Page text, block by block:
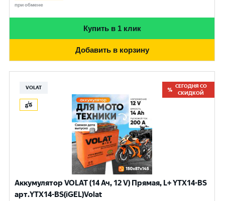
при обмене
Купить в 1 клик
Добавить в корзину
VOLAT
СЕГОДНЯ СО
СКИДКОЙ
Аккумулятор VOLAT (14 Ач, 12 V) Прямая, L+ YTX14-BS
арт.YTX14-BS(iGEL)Volat